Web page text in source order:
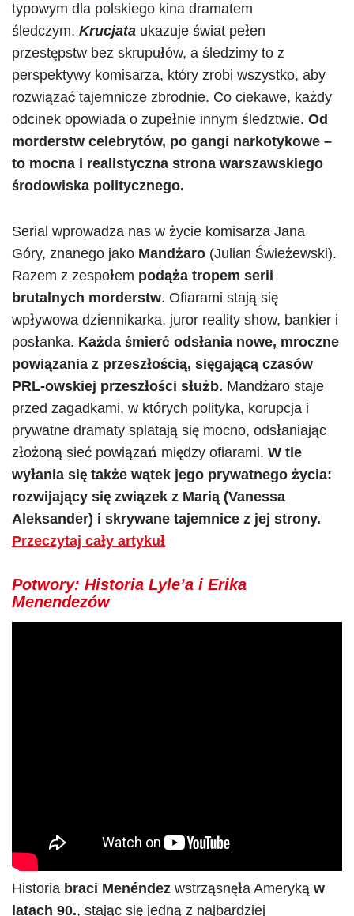
typowym dla polskiego kina dramatem
śledczym. Krucjata ukazuje świat pełen
przestępstw bez skrupułów, a śledzimy to z
perspektywy komisarza, który zrobi wszystko, aby
rozwiązać tajemnicze zbrodnie. Co ciekawe, każdy
odcinek opowiada o zupełnie innym śledztwie. Od
morderstw celebrytów, po gangi narkotykowe –
to mocna i realistyczna strona warszawskiego
środowiska politycznego.
Serial wprowadza nas w życie komisarza Jana
Góry, znanego jako Mandżaro (Julian Świeżewski).
Razem z zespołem podąża tropem serii
brutalnych morderstw. Ofiarami stają się
wpływowa dziennikarka, juror reality show, bankier i
posłanka. Każda śmierć odsłania nowe, mroczne
powiązania z przeszłością, sięgającą czasów
PRL‑owskiej przeszłości służb. Mandżaro staje
przed zagadkami, w których polityka, korupcja i
prywatne dramaty splatają się mocno, odsłaniając
złożoną sieć powiązań między ofiarami. W tle
wyłania się także wątek jego prywatnego życia:
rozwijający się związek z Marią (Vanessa
Aleksander) i skrywane tajemnice z jej strony.
Przeczytaj cały artykuł
Potwory: Historia Lyle’a i Erika
Menendezów
Historia braci Menéndez wstrząsnęła Ameryką w
latach 90., stając się jedną z najbardziej